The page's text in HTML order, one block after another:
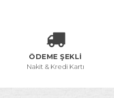
ÖDEME ŞEKLİ
Nakit & Kredi Kartı